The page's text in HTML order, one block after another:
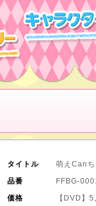
タイトル
萌えCan
品番
FFBG-
価格
【DVD】